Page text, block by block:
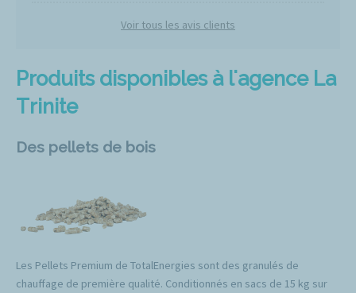
Produits disponibles à l'agence La
Trinite
Des pellets de bois
Les Pellets Premium de TotalEnergies sont des granulés de
chauffage de première qualité. Conditionnés en sacs de 15 kg sur
Voir tous les avis clients